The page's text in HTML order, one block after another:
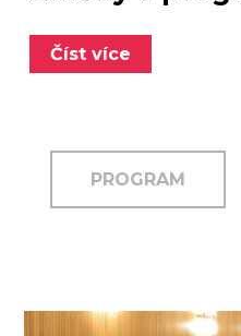
Číst více
PROGRAM